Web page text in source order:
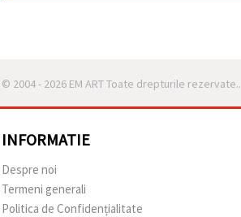
© 2004 - 2026 EM ART Toate drepturile rezervate..
INFORMATIE
Despre noi
Termeni generali
Politica de Confidențialitate